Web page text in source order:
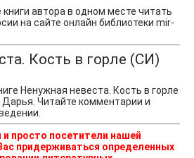
автора в одном месте читать
на сайте онлайн библиотеки mir-
Кость в горле (СИ)
Ненужная невеста. Кость в горле
Читайте комментарии и
просто посетители нашей
придерживаться определенных